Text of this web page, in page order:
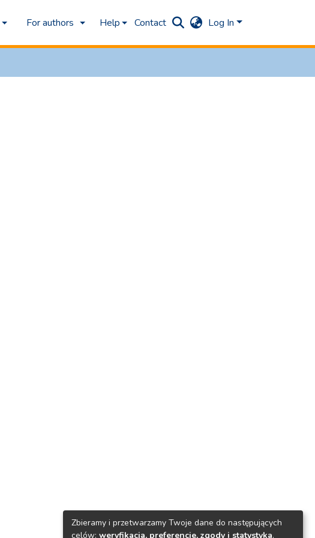
For authors Help Contact Log In
Zbieramy i przetwarzamy Twoje dane do następujących
celów: weryfikacja, preferencje, zgody i statystyka.